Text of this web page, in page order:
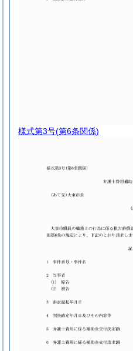
様式第3号(第6条関係)